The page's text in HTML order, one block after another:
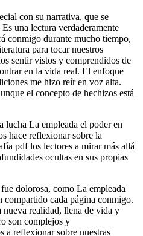
con su narrativa, que se
una lectura verdaderamente
conmigo durante mucho tiempo,
para tocar nuestros
sentir vistos y comprendidos de
en la vida real. El enfoque
me hizo reír en voz alta.
el concepto de hechizos está
La empleada el poder en
hace reflexionar sobre la
pdf los lectores a mirar más allá
ocultas en sus propias
dolorosa, como La empleada
compartido cada página conmigo.
nueva realidad, llena de vida y
son complejos y
a reflexionar sobre nuestras